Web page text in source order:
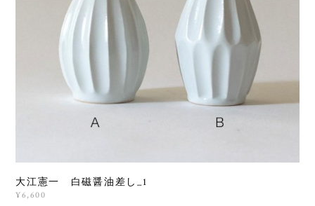
大江憲一 白磁醤油差し_1
¥6,600